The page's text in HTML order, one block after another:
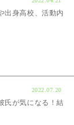
出身高校、活動内
2022.07.20
氏が気になる！結